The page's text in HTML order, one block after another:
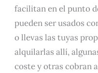
facilitan en el punto
pueden ser usados
o llevas las tuyas
alquilarlas allí,
coste y otras cobran